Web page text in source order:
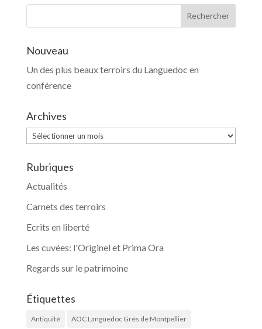
Nouveau
Un des plus beaux terroirs du Languedoc en
conférence
Archives
Archives
Rubriques
Actualités
Carnets des terroirs
Ecrits en liberté
Les cuvées: l'Originel et Prima Ora
Regards sur le patrimoine
Étiquettes
Antiquité AOC Languedoc Grés de Montpellier